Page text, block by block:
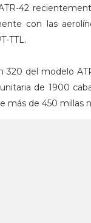
42
con las
TTL.
320 del modelo
de 1900
más de 450 millas